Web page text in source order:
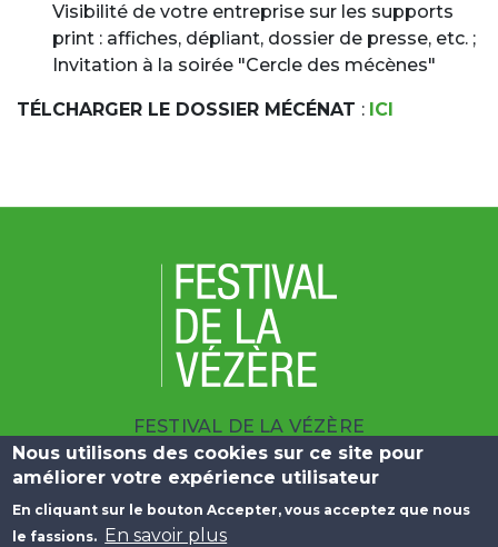
Visibilité de votre entreprise sur les supports
print : affiches, dépliant, dossier de presse, etc. ;
Invitation à la soirée "Cercle des mécènes"
TÉLCHARGER LE DOSSIER MÉCÉNAT : ICI
FESTIVAL DE LA VÉZÈRE
| 10 BOULEVARD DU SALAN 19100 BRIVE
| +33 (0)5 55 23 25 09
Nous utilisons des cookies sur ce site pour
améliorer votre expérience utilisateur
En cliquant sur le bouton Accepter, vous acceptez que nous
le fassions. En savoir plus